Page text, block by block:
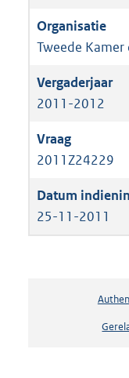
Tweede
2011-2012
2011Z24229
25-11-2011